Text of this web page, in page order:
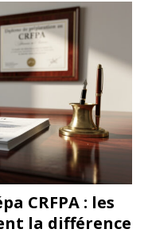
CRFPA : les
la différence